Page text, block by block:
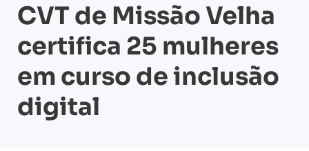
CVT de Missão Velha
certifica 25 mulheres
em curso de inclusão
digital